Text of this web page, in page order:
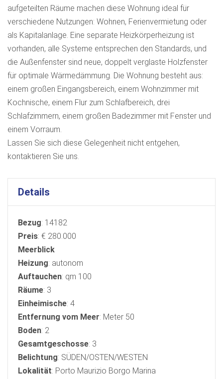
aufgeteilten Räume machen diese Wohnung ideal für
verschiedene Nutzungen: Wohnen, Ferienvermietung oder
als Kapitalanlage. Eine separate Heizkörperheizung ist
vorhanden, alle Systeme entsprechen den Standards, und
die Außenfenster sind neue, doppelt verglaste Holzfenster
für optimale Wärmedämmung. Die Wohnung besteht aus:
einem großen Eingangsbereich, einem Wohnzimmer mit
Kochnische, einem Flur zum Schlafbereich, drei
Schlafzimmern, einem großen Badezimmer mit Fenster und
einem Vorraum.
Lassen Sie sich diese Gelegenheit nicht entgehen,
kontaktieren Sie uns.
Details
Bezug: 14182
Preis: € 280.000
Meerblick
Heizung: autonom
Auftauchen: qm 100
Räume: 3
Einheimische: 4
Entfernung vom Meer: Meter 50
Boden: 2
Gesamtgeschosse: 3
Belichtung: SÜDEN/OSTEN/WESTEN
Lokalität: Porto Maurizio Borgo Marina